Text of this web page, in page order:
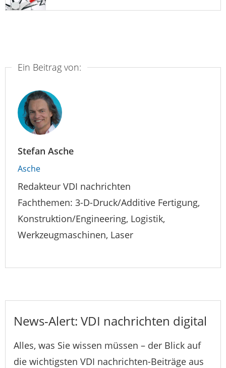
Ein Beitrag von:
Stefan Asche
Asche
Redakteur VDI nachrichten
Fachthemen: 3-D-Druck/Additive Fertigung,
Konstruktion/Engineering, Logistik,
Werkzeugmaschinen, Laser
News-Alert: VDI nachrichten digital
Alles, was Sie wissen müssen – der Blick auf
die wichtigsten VDI nachrichten-Beiträge aus